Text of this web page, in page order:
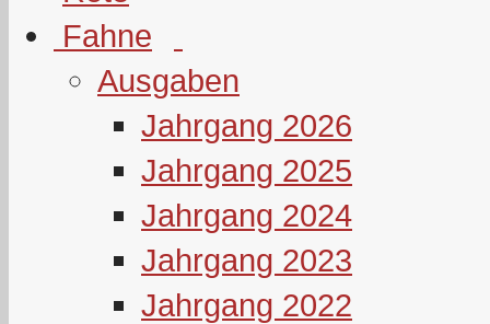
Ausgaben
Jahrgang 2026
Jahrgang 2025
Jahrgang 2024
Jahrgang 2023
Jahrgang 2022